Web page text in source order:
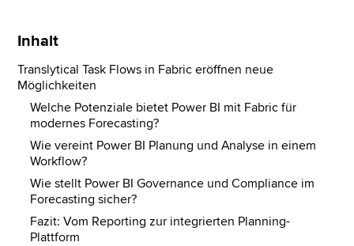
Inhalt
Translytical Task Flows in Fabric eröffnen neue
Möglichkeiten
Welche Potenziale bietet Power BI mit Fabric für
modernes Forecasting?
Wie vereint Power BI Planung und Analyse in einem
Workflow?
Wie stellt Power BI Governance und Compliance im
Forecasting sicher?
Fazit: Vom Reporting zur integrierten Planning-
Plattform